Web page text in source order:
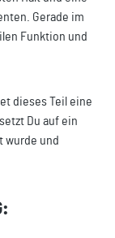
Gerade im
Funktion und
dieses Teil eine
Du auf ein
wurde und